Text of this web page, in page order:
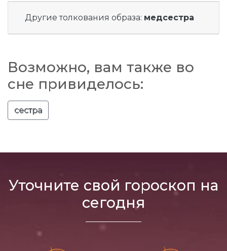
Другие толкования образа: медсестра
Возможно, вам также во
сне привиделось:
сестра
Уточните свой гороскоп на
сегодня